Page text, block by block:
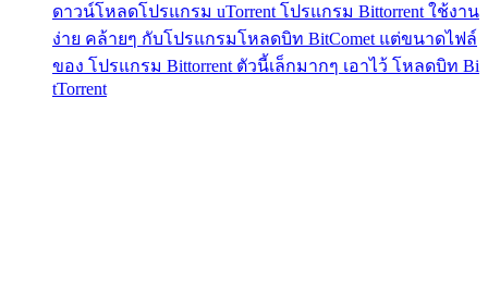
ดาวน์โหลดโปรแกรม uTorrent โปรแกรม Bittorrent ใช้งาน
ง่าย คล้ายๆ กับโปรแกรมโหลดบิท BitComet แต่ขนาดไฟล์
ของ โปรแกรม Bittorrent ตัวนี้เล็กมากๆ เอาไว้ โหลดบิท Bi
tTorrent